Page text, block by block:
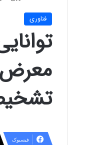
فناوری
فیسبوک